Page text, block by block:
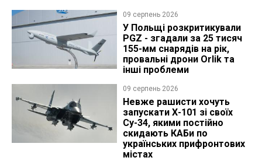
09 серпень 2026
У Польщі розкритикували
PGZ - згадали за 25 тисяч
155-мм снарядів на рік,
провальні дрони Orlik та
інші проблеми
09 серпень 2026
Невже рашисти хочуть
запускати Х-101 зі своїх
Су-34, якими постійно
скидають КАБи по
українських прифронтових
містах